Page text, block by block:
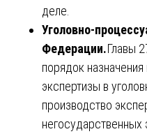
деле.
Уголовно-
Федерации.Главы
порядок
экспертизы в
производство
негосударственных